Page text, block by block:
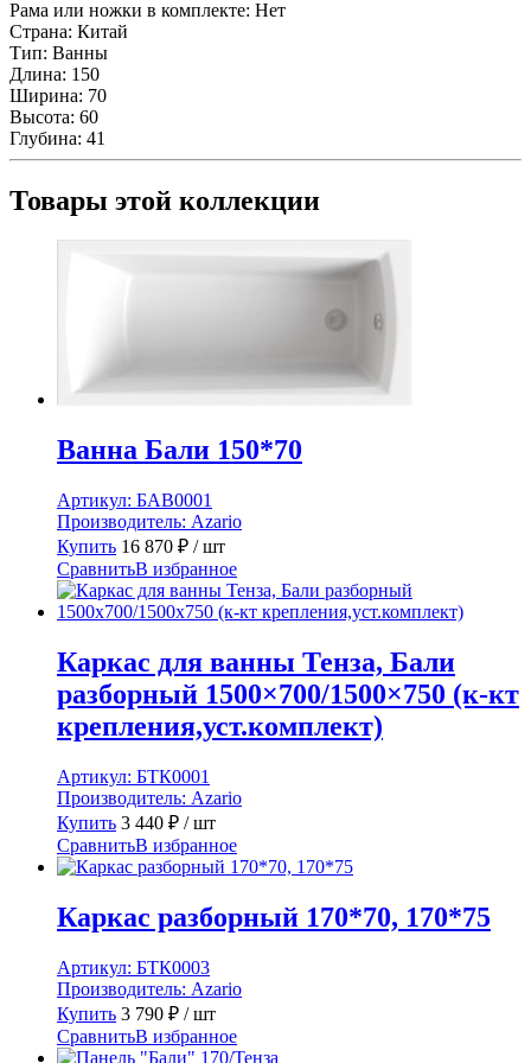
Рама или ножки в комплекте: Нет
Страна: Китай
Тип: Ванны
Длина: 150
Ширина: 70
Высота: 60
Глубина: 41
Товары этой коллекции
Ванна Бали 150*70
Артикул: БАВ0001
Производитель: Azario
Купить 16 870 ₽ / шт
СравнитьВ избранное
Каркас для ванны Тенза, Бали
разборный 1500×700/1500×750 (к-кт
крепления,уст.комплект)
Артикул: БТК0001
Производитель: Azario
Купить 3 440 ₽ / шт
СравнитьВ избранное
Каркас разборный 170*70, 170*75
Артикул: БТК0003
Производитель: Azario
Купить 3 790 ₽ / шт
СравнитьВ избранное